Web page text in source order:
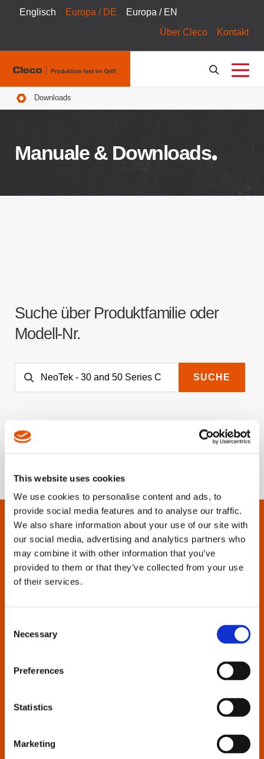
This website uses cookies
We use cookies to personalise content and ads, to
provide social media features and to analyse our traffic.
We also share information about your use of our site with
our social media, advertising and analytics partners who
may combine it with other information that you’ve
provided to them or that they’ve collected from your use
of their services.
Selection
Necessary
Preferences
Statistics
Marketing
Englisch Europa / DE
Europa / EN
Über Cleco
Kontakt
Pfadnavigation
Downloads
Manuale & Downloads
Suche über Produktfamilie oder
Modell-Nr.
SUCHE
Handbücher, Ersatzteillisten oder
sonstige Produktsupportinformationen?
Cleco Production Tools ist bestrebt, diese Unterlagen
Modellnummer in das Suchfeld ein, um alle